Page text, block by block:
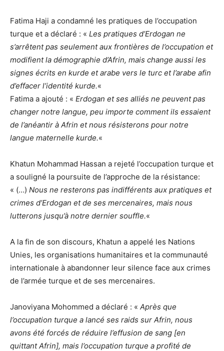
Fatima Haji a condamné les pratiques de l’occupation
turque et a déclaré : « Les pratiques d’Erdogan ne
s’arrêtent pas seulement aux frontières de l’occupation et
modifient la démographie d’Afrin, mais change aussi les
signes écrits en kurde et arabe vers le turc et l’arabe afin
d’effacer l’identité kurde.«
Fatima a ajouté : « Erdogan et ses alliés ne peuvent pas
changer notre langue, peu importe comment ils essaient
de l’anéantir à Afrin et nous résisterons pour notre
langue maternelle kurde.«
Khatun Mohammad Hassan a rejeté l’occupation turque et
a souligné la poursuite de l’approche de la résistance:
« (…) Nous ne resterons pas indifférents aux pratiques et
crimes d’Erdogan et de ses mercenaires, mais nous
lutterons jusqu’à notre dernier souffle.«
A la fin de son discours, Khatun a appelé les Nations
Unies, les organisations humanitaires et la communauté
internationale à abandonner leur silence face aux crimes
de l’armée turque et de ses mercenaires.
Janoviyana Mohommed a déclaré : « Après que
l’occupation turque a lancé ses raids sur Afrin, nous
avons été forcés de réduire l’effusion de sang [en
quittant Afrin], mais l’occupation turque a profité de